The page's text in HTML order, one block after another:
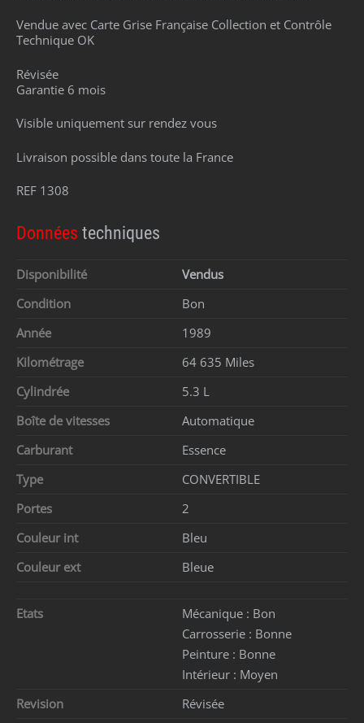
Vendue avec Carte Grise Française Collection et Contrôle
Technique OK
Révisée
Garantie 6 mois
Visible uniquement sur rendez vous
Livraison possible dans toute la France
REF 1308
Données techniques
Disponibilité
Vendus
Condition
Bon
Année
1989
Kilométrage
64 635 Miles
Cylindrée
5.3 L
Boîte de vitesses
Automatique
Carburant
Essence
Type
CONVERTIBLE
Portes
2
Couleur int
Bleu
Couleur ext
Bleue
Etats Mécanique : Bon
Carrosserie : Bonne
Peinture : Bonne
Intérieur : Moyen
Revision
Révisée